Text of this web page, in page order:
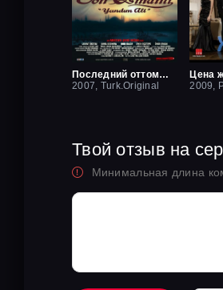
Последний оттоман: Яндим Али
2007, Turk.Original
Цена
Твой отзыв на
Минимальная длина